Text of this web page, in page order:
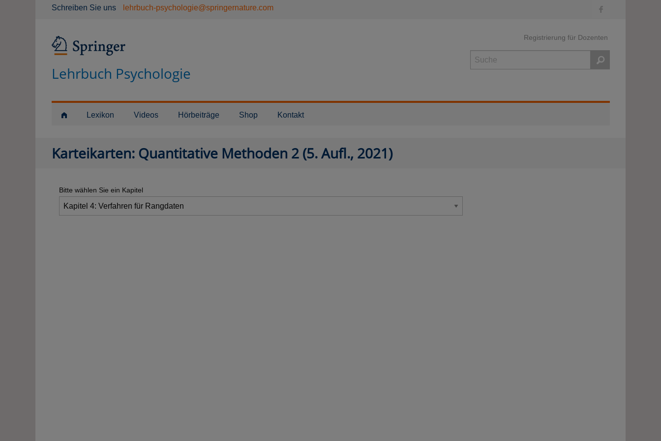
Schreiben Sie uns lehrbuch-psychologie@springernature.com
Lehrbuch Psychologie
Registrierung für Dozenten
Suche
Lexikon Videos Hörbeiträge Shop Kontakt
Karteikarten: Quantitative Methoden 2 (5. Aufl., 2021)
Bitte wählen Sie ein Kapitel